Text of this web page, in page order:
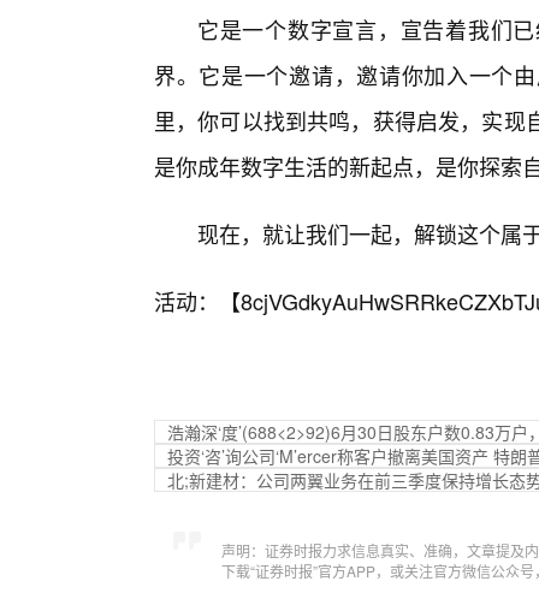
它是一个数字宣言，宣告着我们
界。它是一个邀请，邀请你加入一个
里，你可以找到共鸣，获得启发，实
是你成年数字生活的新起点，是你探索
现在，就让我们一起，解锁这个属
活动：【
浩瀚深‘度’(688<2>92)6月30日股东户数0.83万户
投资‘咨’询公司‘M’ercer称客户撤离美国资产 特
北;新建材：公司两翼业务在前三季度保持增长态
声明：证券时报力求信息真实、准确，文章提及
下载“证券时报”官方APP，或关注官方微信公众